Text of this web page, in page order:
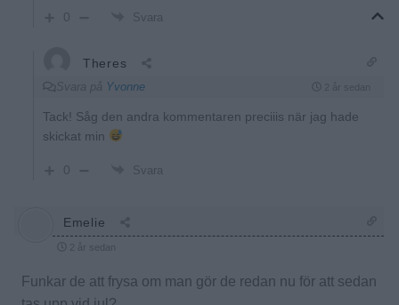
0 Svara
Theres
Svara på Yvonne
Tack! Såg den andra kommentaren preciiis när jag hade
skickat min
0 Svara
Emelie
2 år sedan
Funkar de att frysa om man gör de redan nu för att sedan